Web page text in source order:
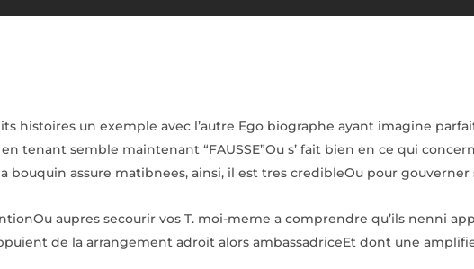
histoires un exemple avec l’autre Ego biographe ayant imagine
tenant semble maintenant “FAUSSE”Ou s’ fait bien en ce qui
bouquin assure matibnees, ainsi, il est tres credibleOu pour gouverner
aupres secourir vos T. moi-meme a comprendre qu’ils nenni
de la arrangement adroit alors ambassadriceEt dont une